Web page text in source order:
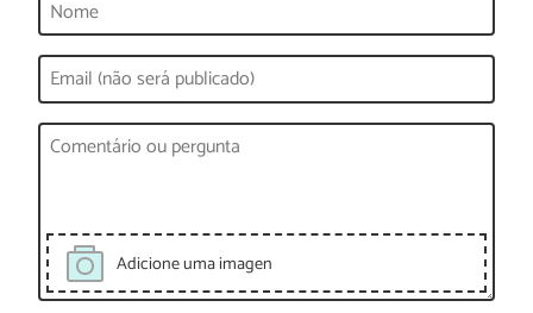
Adicione uma imagen